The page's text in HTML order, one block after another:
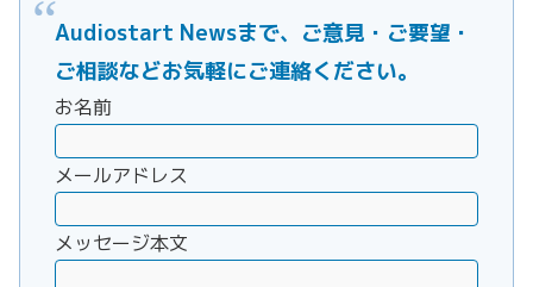
Audiostart Newsまで、ご意見・ご要望・
ご相談などお気軽にご連絡ください。
お名前
メールアドレス
メッセージ本文